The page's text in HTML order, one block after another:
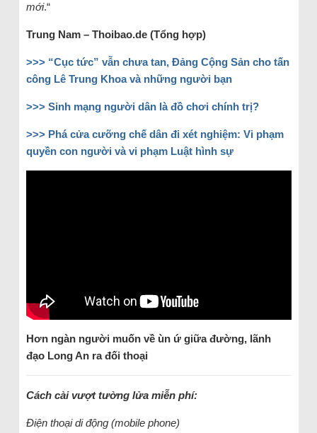
mới.“
Trung Nam – Thoibao.de (Tổng hợp)
>>> “Cục tức” vẫn chưa tan, Đảng Cộng Sản cho tấn
công Lê Trung Khoa và những người bạn
>>> Sinh mạng người dân là đồ chơi chính trị?
>>> Phá cửa cưỡng chế dân đi xét nghiệm: Vi phạm
quyền con người và vi phạm Luật hình sự
Hơn ngàn người muốn về ùn ứ giữa đường, lãnh
đạo Long An ra đối thoại
Cách cài vượt tường lửa miễn phí:
Điện thoại di động (mobile phone)